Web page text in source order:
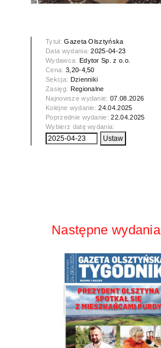
Tytuł:Gazeta Olsztyńska
Data wydania:2025-04-23
Wydawca: Edytor Sp. z o.o.
Cena: 3,20-4,50
Sekcja: Dzienniki
Zasięg: Regionalne
Najnowsze wydanie:07.08.2026
Kolejne wydanie:24.04.2025
Poprzednie wydanie:22.04.2025
Wybierz datę wydania:
Następne wydania